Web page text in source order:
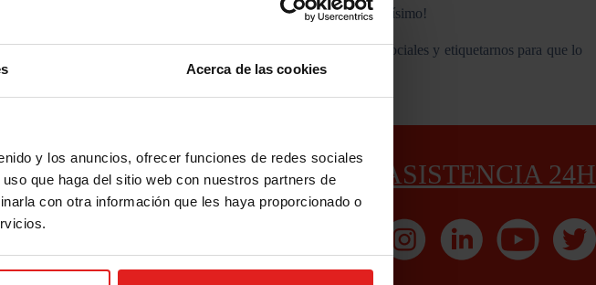
Acerca de las cookies
y los anuncios, ofrecer funciones de redes sociales
que haga del sitio web con nuestros partners de
con otra información que les haya proporcionado o
crema de leche con un toque especial de vainilla. ¡Queda buenísimo!
alguna de estas recetas, ¡no dudes en compartirlo en tus redes sociales y etiquetarnos para que lo
ASISTENCIA 24H